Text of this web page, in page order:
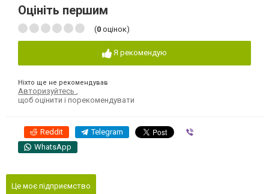
Оцініть першим
(0 оцінок)
Я рекомендую
Ніхто ще не рекомендував
Авторизуйтесь
щоб оцінити і порекомендувати
Reddit Telegram
WhatsApp
Це моє підприємство